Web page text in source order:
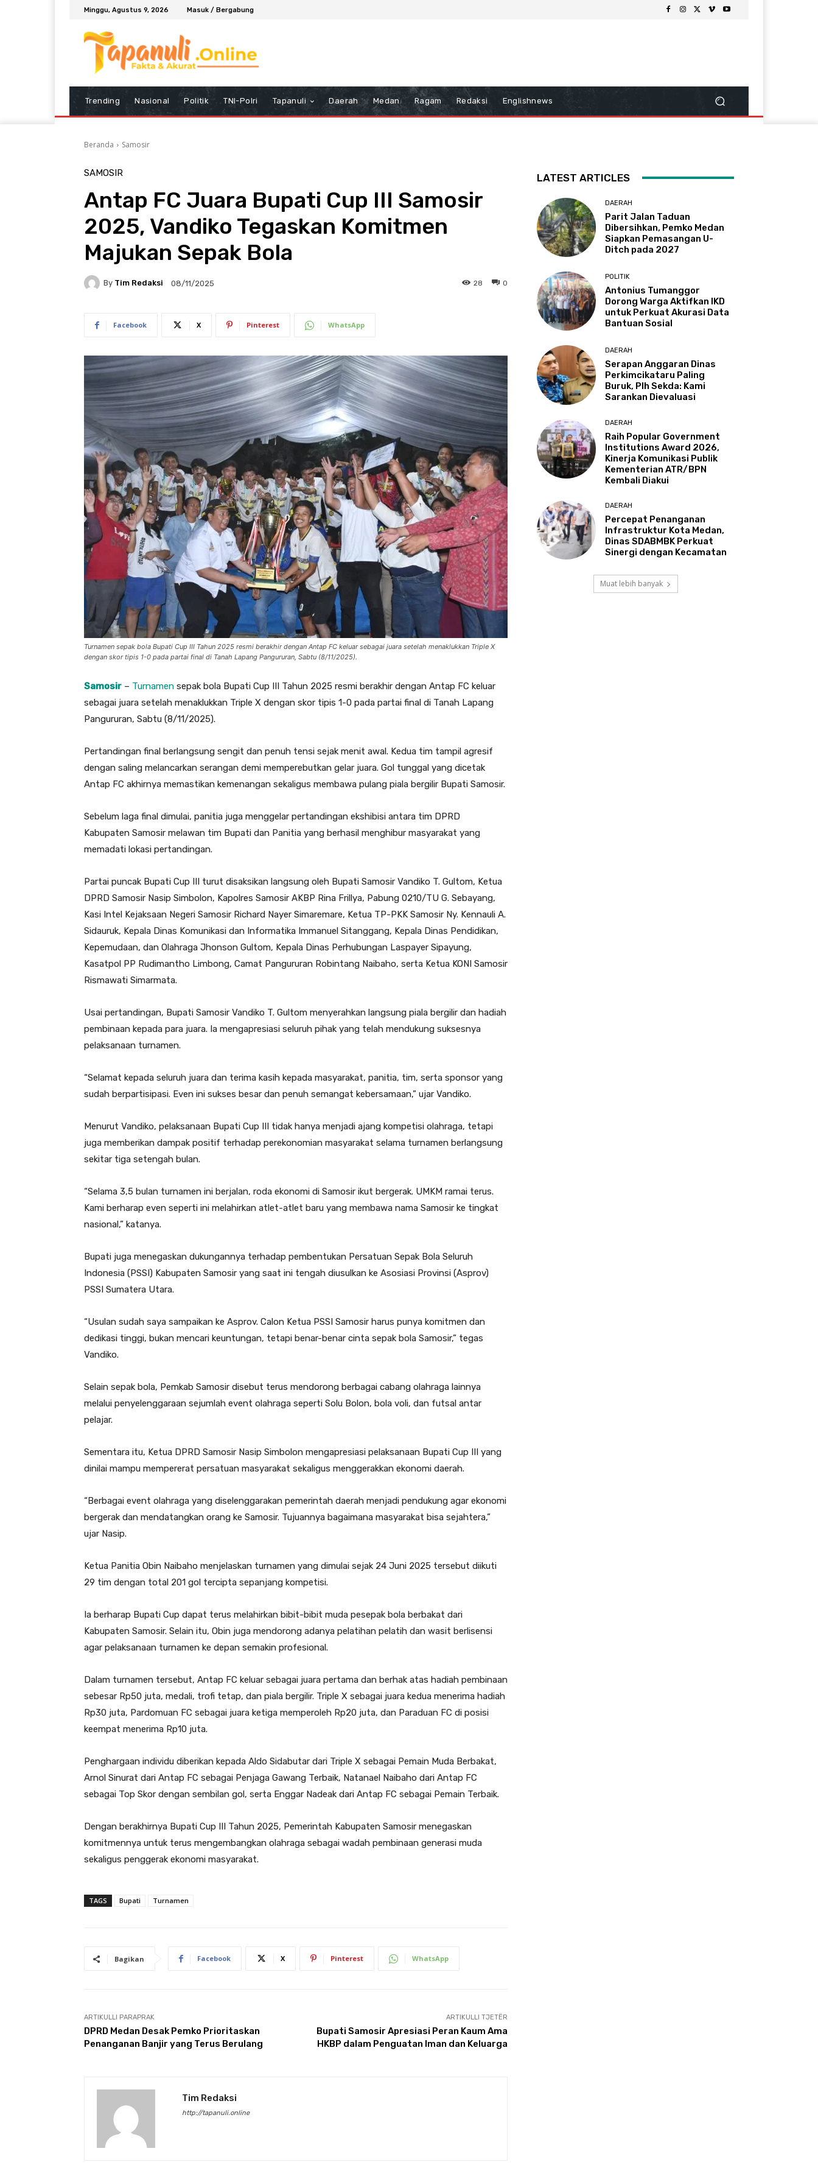
Minggu, Agustus 9, 2026 Masuk / Bergabung
Trending Nasional Politik TNI-Polri Tapanuli Daerah Medan Ragam Redaksi Englishnews
Beranda Samosir
SAMOSIR
Antap FC Juara Bupati Cup III Samosir
2025, Vandiko Tegaskan Komitmen
Majukan Sepak Bola
By Tim Redaksi 08/11/2025 0
28
Facebook X Pinterest WhatsApp
Turnamen sepak bola Bupati Cup III Tahun 2025 resmi berakhir dengan Antap FC keluar sebagai juara setelah menaklukkan Triple X
dengan skor tipis 1-0 pada partai final di Tanah Lapang Pangururan, Sabtu (8/11/2025).
Samosir – Turnamen sepak bola Bupati Cup III Tahun 2025 resmi berakhir dengan Antap FC keluar
sebagai juara setelah menaklukkan Triple X dengan skor tipis 1-0 pada partai final di Tanah Lapang
Pangururan, Sabtu (8/11/2025).
Pertandingan final berlangsung sengit dan penuh tensi sejak menit awal. Kedua tim tampil agresif
dengan saling melancarkan serangan demi memperebutkan gelar juara. Gol tunggal yang dicetak
Antap FC akhirnya memastikan kemenangan sekaligus membawa pulang piala bergilir Bupati Samosir.
Sebelum laga final dimulai, panitia juga menggelar pertandingan ekshibisi antara tim DPRD
Kabupaten Samosir melawan tim Bupati dan Panitia yang berhasil menghibur masyarakat yang
memadati lokasi pertandingan.
Partai puncak Bupati Cup III turut disaksikan langsung oleh Bupati Samosir Vandiko T. Gultom, Ketua
DPRD Samosir Nasip Simbolon, Kapolres Samosir AKBP Rina Frillya, Pabung 0210/TU G. Sebayang,
Kasi Intel Kejaksaan Negeri Samosir Richard Nayer Simaremare, Ketua TP-PKK Samosir Ny. Kennauli A.
Sidauruk, Kepala Dinas Komunikasi dan Informatika Immanuel Sitanggang, Kepala Dinas Pendidikan,
Kepemudaan, dan Olahraga Jhonson Gultom, Kepala Dinas Perhubungan Laspayer Sipayung,
Kasatpol PP Rudimantho Limbong, Camat Pangururan Robintang Naibaho, serta Ketua KONI Samosir
Rismawati Simarmata.
Usai pertandingan, Bupati Samosir Vandiko T. Gultom menyerahkan langsung piala bergilir dan hadiah
pembinaan kepada para juara. Ia mengapresiasi seluruh pihak yang telah mendukung suksesnya
pelaksanaan turnamen.
“Selamat kepada seluruh juara dan terima kasih kepada masyarakat, panitia, tim, serta sponsor yang
sudah berpartisipasi. Even ini sukses besar dan penuh semangat kebersamaan,” ujar Vandiko.
Menurut Vandiko, pelaksanaan Bupati Cup III tidak hanya menjadi ajang kompetisi olahraga, tetapi
juga memberikan dampak positif terhadap perekonomian masyarakat selama turnamen berlangsung
sekitar tiga setengah bulan.
“Selama 3,5 bulan turnamen ini berjalan, roda ekonomi di Samosir ikut bergerak. UMKM ramai terus.
Kami berharap even seperti ini melahirkan atlet-atlet baru yang membawa nama Samosir ke tingkat
nasional,” katanya.
Bupati juga menegaskan dukungannya terhadap pembentukan Persatuan Sepak Bola Seluruh
Indonesia (PSSI) Kabupaten Samosir yang saat ini tengah diusulkan ke Asosiasi Provinsi (Asprov)
PSSI Sumatera Utara.
“Usulan sudah saya sampaikan ke Asprov. Calon Ketua PSSI Samosir harus punya komitmen dan
dedikasi tinggi, bukan mencari keuntungan, tetapi benar-benar cinta sepak bola Samosir,” tegas
Vandiko.
Selain sepak bola, Pemkab Samosir disebut terus mendorong berbagai cabang olahraga lainnya
melalui penyelenggaraan sejumlah event olahraga seperti Solu Bolon, bola voli, dan futsal antar
pelajar.
Sementara itu, Ketua DPRD Samosir Nasip Simbolon mengapresiasi pelaksanaan Bupati Cup III yang
dinilai mampu mempererat persatuan masyarakat sekaligus menggerakkan ekonomi daerah.
“Berbagai event olahraga yang diselenggarakan pemerintah daerah menjadi pendukung agar ekonomi
bergerak dan mendatangkan orang ke Samosir. Tujuannya bagaimana masyarakat bisa sejahtera,”
ujar Nasip.
Ketua Panitia Obin Naibaho menjelaskan turnamen yang dimulai sejak 24 Juni 2025 tersebut diikuti
29 tim dengan total 201 gol tercipta sepanjang kompetisi.
Ia berharap Bupati Cup dapat terus melahirkan bibit-bibit muda pesepak bola berbakat dari
Kabupaten Samosir. Selain itu, Obin juga mendorong adanya pelatihan pelatih dan wasit berlisensi
agar pelaksanaan turnamen ke depan semakin profesional.
Dalam turnamen tersebut, Antap FC keluar sebagai juara pertama dan berhak atas hadiah pembinaan
sebesar Rp50 juta, medali, trofi tetap, dan piala bergilir. Triple X sebagai juara kedua menerima hadiah
Rp30 juta, Pardomuan FC sebagai juara ketiga memperoleh Rp20 juta, dan Paraduan FC di posisi
keempat menerima Rp10 juta.
Penghargaan individu diberikan kepada Aldo Sidabutar dari Triple X sebagai Pemain Muda Berbakat,
Arnol Sinurat dari Antap FC sebagai Penjaga Gawang Terbaik, Natanael Naibaho dari Antap FC
sebagai Top Skor dengan sembilan gol, serta Enggar Nadeak dari Antap FC sebagai Pemain Terbaik.
Dengan berakhirnya Bupati Cup III Tahun 2025, Pemerintah Kabupaten Samosir menegaskan
komitmennya untuk terus mengembangkan olahraga sebagai wadah pembinaan generasi muda
sekaligus penggerak ekonomi masyarakat.
TAGS Bupati Turnamen
Bagikan Facebook X Pinterest WhatsApp
ARTIKULLI PARAPRAK
DPRD Medan Desak Pemko Prioritaskan
Penanganan Banjir yang Terus Berulang
ARTIKULLI TJETËR
Bupati Samosir Apresiasi Peran Kaum Ama
HKBP dalam Penguatan Iman dan Keluarga
Tim Redaksi
http://tapanuli.online
LATEST ARTICLES
DAERAH
Parit Jalan Taduan
Dibersihkan, Pemko Medan
Siapkan Pemasangan U-
Ditch pada 2027
POLITIK
Antonius Tumanggor
Dorong Warga Aktifkan IKD
untuk Perkuat Akurasi Data
Bantuan Sosial
DAERAH
Serapan Anggaran Dinas
Perkimcikataru Paling
Buruk, Plh Sekda: Kami
Sarankan Dievaluasi
DAERAH
Raih Popular Government
Institutions Award 2026,
Kinerja Komunikasi Publik
Kementerian ATR/BPN
Kembali Diakui
DAERAH
Percepat Penanganan
Infrastruktur Kota Medan,
Dinas SDABMBK Perkuat
Sinergi dengan Kecamatan
Muat lebih banyak